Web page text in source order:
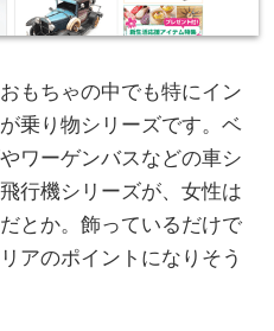
もちゃの中でも特にイン
乗り物シリーズです。ベ
ワーゲンバスなどの車シ
行機シリーズが、女性は
とか。飾っているだけで
アのポイントになりそう